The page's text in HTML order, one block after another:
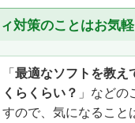
対策のことはお気軽
「 最適なソフトを教え
くらくらい？ 」などの
すので、気になること